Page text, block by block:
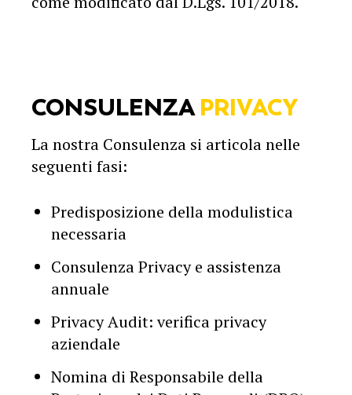
CONSULENZAPRIVACY
La nostra Consulenza si articola nelle
seguenti fasi:
Predisposizione della modulistica
necessaria
Consulenza Privacy e assistenza
annuale
Privacy Audit: verifica privacy
aziendale
Nomina di Responsabile della